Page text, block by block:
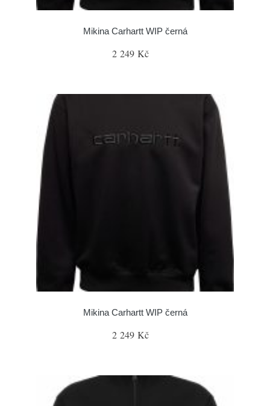
Mikina Carhartt WIP černá
2 249 Kč
Mikina Carhartt WIP černá
2 249 Kč